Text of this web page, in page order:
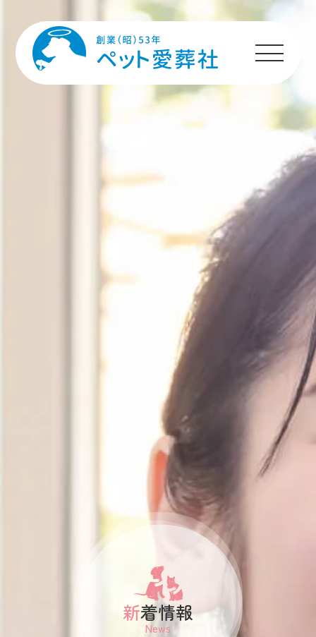
HOME
プランのご案内
施設のご案内
メッセージ
ご利用者様の声
ご利用の流れ
よくあるご質問
納骨堂のご案内
プライバシーポリシー
お知らせ・ブログ
お問い合わせ
新着情報
News